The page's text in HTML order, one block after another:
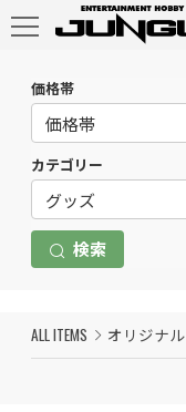
価格帯
カテゴリー
検索
ALL ITEMS オリジナル